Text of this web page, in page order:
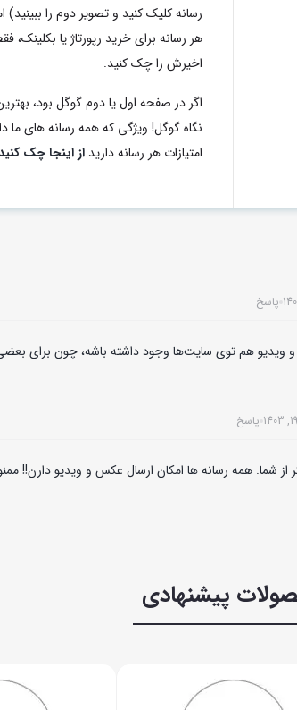
رسانه کلیک کنید و تصویر دوم را
اخیرش را چک کنید.
اگر در صفحه اول یا دوم گوگل بود،
نگاه گوگل! ویژگی که همه رسانه های ما
امتیازات هر رسانه داریداز اینجا چک
پاسخ
ویدیو هم توی سایت‌ها وجود داشته باشه، چون برای
پاسخ
شما. همه رسانه ها امکان ارسال عکس و ویدیو دارن!!
پیشنهادی